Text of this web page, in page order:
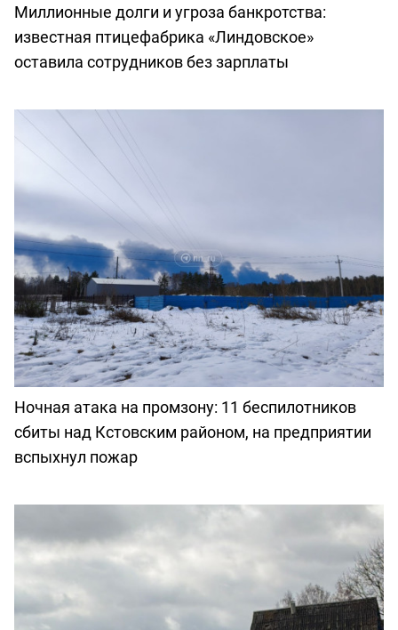
Миллионные долги и угроза банкротства:
известная птицефабрика «Линдовское»
оставила сотрудников без зарплаты
Ночная атака на промзону: 11 беспилотников
сбиты над Кстовским районом, на предприятии
вспыхнул пожар